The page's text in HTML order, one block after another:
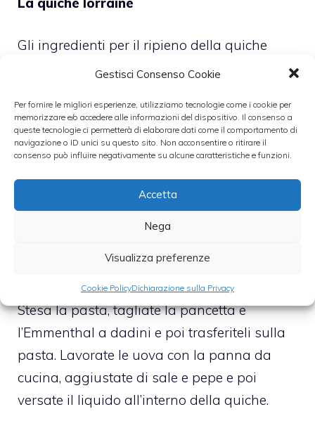
Gestisci Consenso Cookie
Per fornire le migliori esperienze, utilizziamo tecnologie come i cookie per
memorizzare e/o accedere alle informazioni del dispositivo. Il consenso a
queste tecnologie ci permetterà di elaborare dati come il comportamento di
navigazione o ID unici su questo sito. Non acconsentire o ritirare il
consenso può influire negativamente su alcune caratteristiche e funzioni.
Accetta
Nega
Visualizza preferenze
Cookie PolicyDichiarazione sulla Privacy
Gli ingredienti per il ripieno della quiche
lorraine non hanno bisogno di preparazione
Quindi, dopo aver fatto riposare per circa
quindici minuti la pasta per la base,
stenderla in una sfoglia tonda con la quale
foderare uno stampo da forno tondo,
avendo cura di avere abbastanza pasta per
Stesa la pasta, tagliate la pancetta e
l’Emmenthal a dadini e poi trasferiteli sulla
pasta. Lavorate le uova con la panna da
cucina, aggiustate di sale e pepe e poi
versate il liquido all’interno della quiche.